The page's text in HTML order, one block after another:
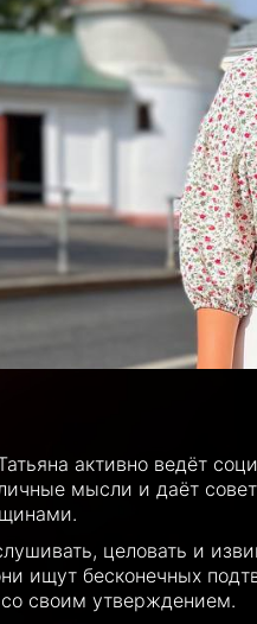
активно ведёт
мысли и даёт
целовать и
ищут бесконечных
своим утверждением.